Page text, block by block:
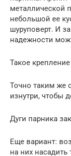
металлической
небольшой ее
шуруповерт. И
надежности
Такое
Точно таким же
изнутри, чтобы
Дуги парника
Еще вариант:
на них